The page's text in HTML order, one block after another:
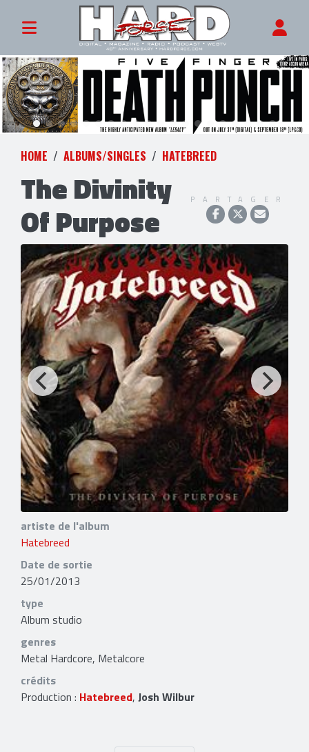
HOME ALBUMS/SINGLES HATEBREED
The Divinity
Of Purpose
PARTAGER
artiste de l'album
Hatebreed
Date de sortie
25/01/2013
type
Album studio
genres
Metal Hardcore, Metalcore
crédits
Production : Hatebreed, Josh Wilbur